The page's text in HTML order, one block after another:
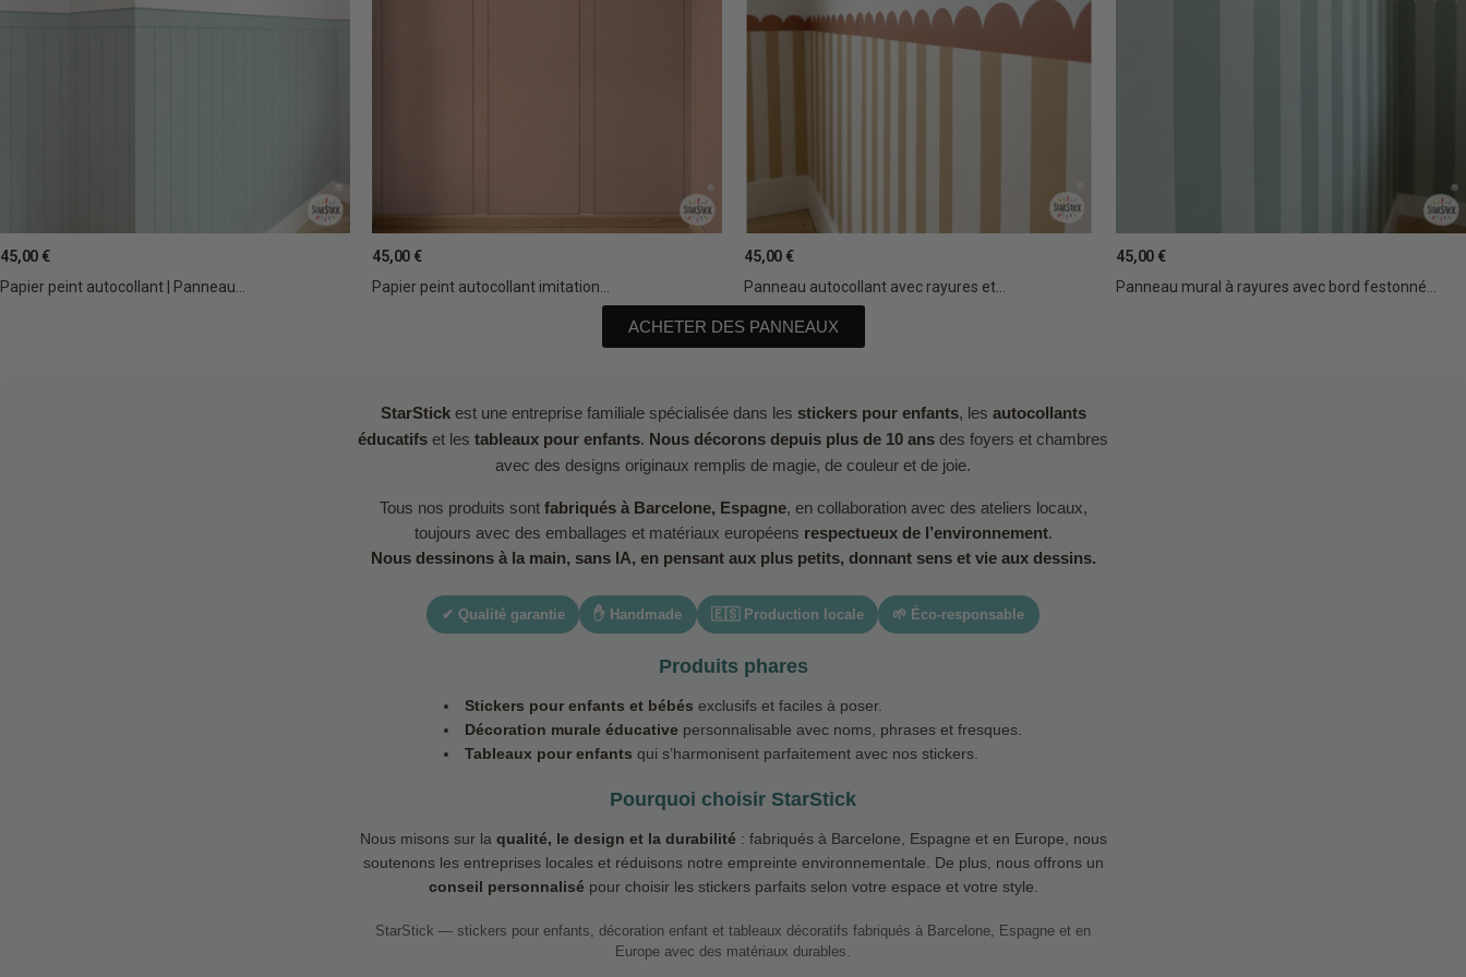
Papier peint autocollant | Panneau...
45,00 €
Papier peint autocollant imitation...
45,00 €
Panneau autocollant avec rayures et...
45,00 €
Panneau mural à rayures avec bord festonné...
45,00 €
ACHETER DES PANNEAUX
StarStickest une entreprise familiale spécialisée dans les stickers pour enfants, les autocollants
éducatifs et les tableaux pour enfants. Nous décorons depuis plus de 10 ans des foyers et chambres
avec des designs originaux remplis de magie, de couleur et de joie.
Tous nos produits sont fabriqués à Barcelone, Espagne, en collaboration avec des ateliers locaux,
toujours avec des emballages et matériaux européens respectueux de l’environnement.
Nous dessinons à la main, sans IA, en pensant aux plus petits, donnant sens et vie aux dessins.
✔ Qualité garantie ✋ Handmade 🇪🇸 Production locale 🌱 Éco-responsable
Produits phares
Stickers pour enfants et bébés exclusifs et faciles à poser.
Décoration murale éducative personnalisable avec noms, phrases et fresques.
Tableaux pour enfants qui s’harmonisent parfaitement avec nos stickers.
Pourquoi choisir StarStick
Nous misons sur la qualité, le design et la durabilité : fabriqués à Barcelone, Espagne et en Europe, nous
soutenons les entreprises locales et réduisons notre empreinte environnementale. De plus, nous offrons un
conseil personnalisé pour choisir les stickers parfaits selon votre espace et votre style.
StarStick — stickers pour enfants, décoration enfant et tableaux décoratifs fabriqués à Barcelone, Espagne et en
Europe avec des matériaux durables.